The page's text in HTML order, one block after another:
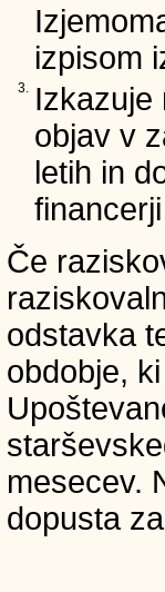
izpisom
3. Izkazuje
objav v
letih in
Če
odstavka
obdobje,
mesecev.
dopusta